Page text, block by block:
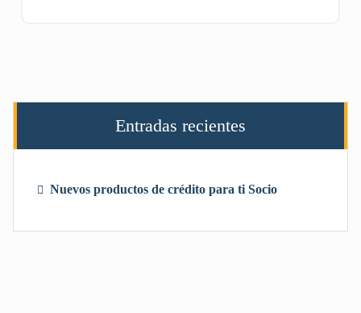
Entradas recientes
Nuevos productos de crédito para ti Socio